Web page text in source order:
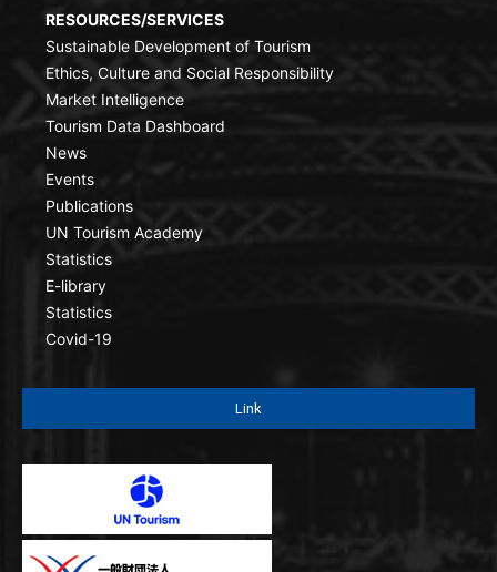
RESOURCES/SERVICES
Sustainable Development of Tourism
Ethics, Culture and Social Responsibility
Market Intelligence
Tourism Data Dashboard
News
Events
Publications
UN Tourism Academy
Statistics
E-library
Statistics
Covid-19
Link